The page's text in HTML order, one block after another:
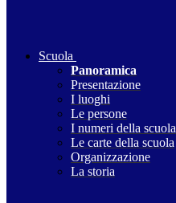
Scuola
Panoramica
Presentazione
I luoghi
Le persone
I numeri della scuola
Le carte della scuola
Organizzazione
La storia